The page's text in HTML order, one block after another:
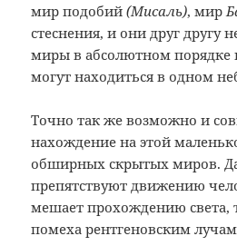
мир подобий(Мисаль), мир
стеснения, и они друг другу
миры в абсолютном порядке
могут находиться в одном
Точно так же возможно и
нахождение на этой
обширных скрытых миров.
препятствуют движению
мешает прохождению света,
помеха рентгеновским